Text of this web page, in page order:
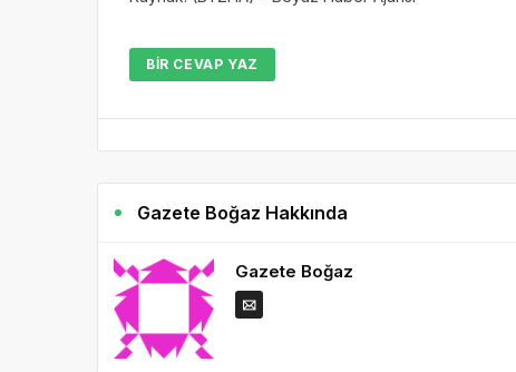
BIR CEVAP YAZ
Gazete Boğaz Hakkında
Gazete Boğaz